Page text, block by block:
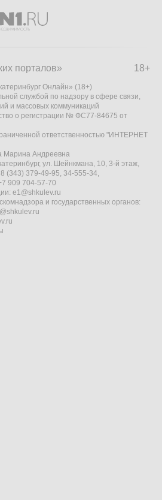
18+
порталов»
Онлайн» (18+)
службой по надзору в сфере связи,
и массовых коммуникаций
о регистрации № ФС77-84675 от
ответственностью "ИНТЕРНЕТ
Марина Андреевна
ул. Шейнкмана, 10, 3-й этаж,
(343) 379-49-95, 34-555-34,
909 704-57-70
e1@shkulev.ru
и государственных органов: